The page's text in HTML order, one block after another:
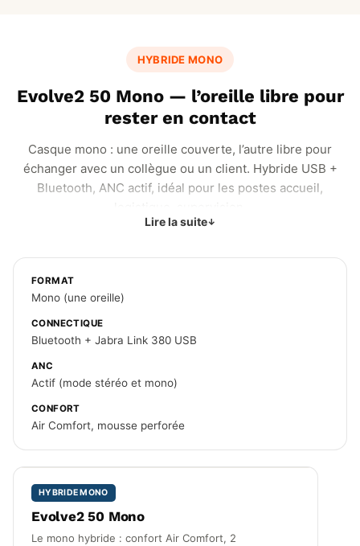
HYBRIDE MONO
Evolve2 50 Mono — l’oreille libre pour
rester en contact
Casque mono : une oreille couverte, l’autre libre pour
échanger avec un collègue ou un client. Hybride USB +
Bluetooth, ANC actif, idéal pour les postes accueil,
Lire la suite
FORMAT
Mono (une oreille)
CONNECTIQUE
Bluetooth + Jabra Link 380 USB
ANC
Actif (mode stéréo et mono)
CONFORT
Air Comfort, mousse perforée
HYBRIDE MONO
Evolve2 50 Mono
Le mono hybride : confort Air Comfort, 2